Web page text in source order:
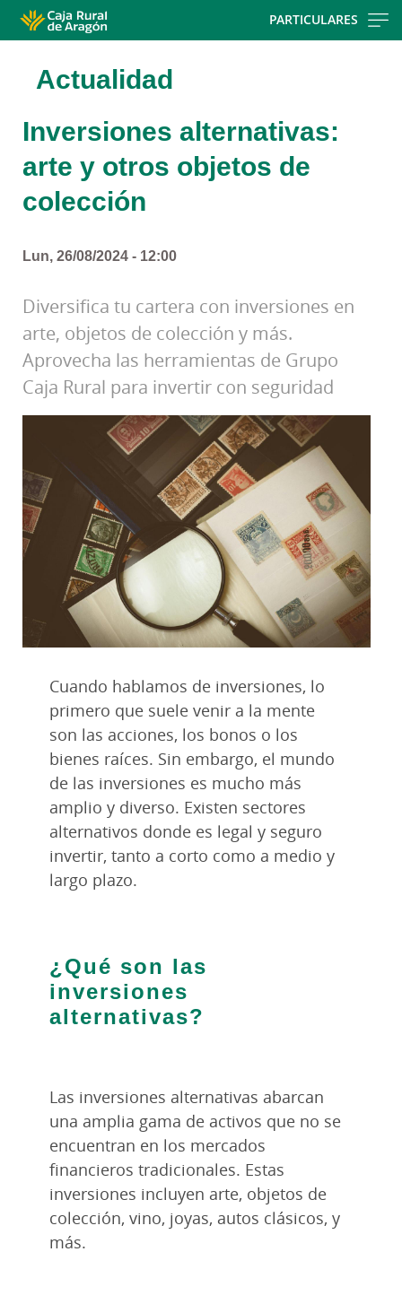
PARTICULARES
Actualidad
Inversiones alternativas:
arte y otros objetos de
colección
Lun, 26/08/2024 - 12:00
Diversifica tu cartera con inversiones en
arte, objetos de colección y más.
Aprovecha las herramientas de Grupo
Caja Rural para invertir con seguridad
Cuando hablamos de inversiones, lo
primero que suele venir a la mente
son las acciones, los bonos o los
bienes raíces. Sin embargo, el mundo
de las inversiones es mucho más
amplio y diverso. Existen sectores
alternativos donde es legal y seguro
invertir, tanto a corto como a medio y
largo plazo.
¿Qué son las
inversiones
alternativas?
Las inversiones alternativas abarcan
una amplia gama de activos que no se
encuentran en los mercados
financieros tradicionales. Estas
inversiones incluyen arte, objetos de
colección, vino, joyas, autos clásicos, y
más.